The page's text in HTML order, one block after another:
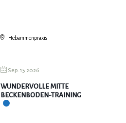
Hebammenpraxis
Sep. 15 2026
WUNDERVOLLE MITTE
BECKENBODEN-TRAINING